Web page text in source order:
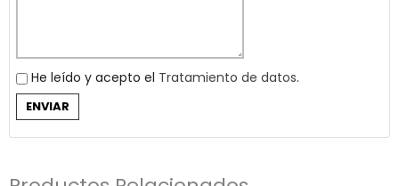
He leído y acepto el Tratamiento de datos.